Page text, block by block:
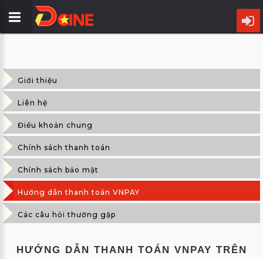
LỊCH
CHIẾU
PHIM
CỤM
RẠP
ƯU
ĐÃI
ĐIỆN
Giới thiệu
Liên hệ
Điều khoản chung
Chính sách thanh toán
Chính sách bảo mật
Hướng dẫn thanh toán VNPAY
Các câu hỏi thường gặp
17
HƯỚNG DẪN THANH TOÁN VNPAY TRÊN